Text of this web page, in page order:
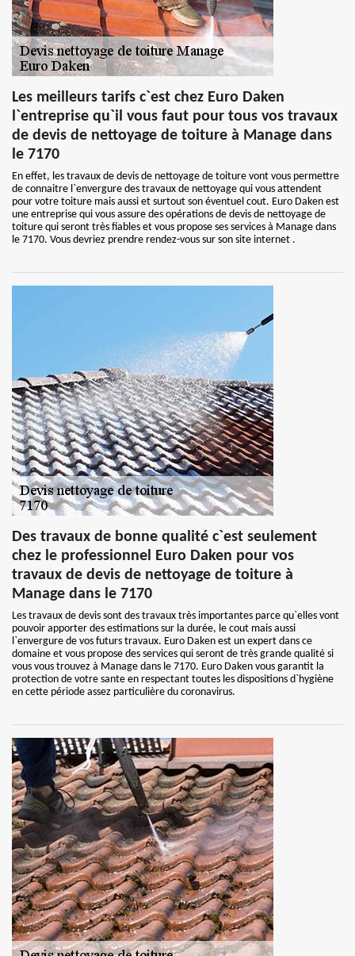
Les meilleurs tarifs c`est chez Euro Daken
l`entreprise qu`il vous faut pour tous vos travaux
de devis de nettoyage de toiture à Manage dans
le 7170
En effet, les travaux de devis de nettoyage de toiture vont vous permettre
de connaitre l`envergure des travaux de nettoyage qui vous attendent
pour votre toiture mais aussi et surtout son éventuel cout. Euro Daken est
une entreprise qui vous assure des opérations de devis de nettoyage de
toiture qui seront très fiables et vous propose ses services à Manage dans
le 7170. Vous devriez prendre rendez-vous sur son site internet .
Des travaux de bonne qualité c`est seulement
chez le professionnel Euro Daken pour vos
travaux de devis de nettoyage de toiture à
Manage dans le 7170
Les travaux de devis sont des travaux très importantes parce qu`elles vont
pouvoir apporter des estimations sur la durée, le cout mais aussi
l`envergure de vos futurs travaux. Euro Daken est un expert dans ce
domaine et vous propose des services qui seront de très grande qualité si
vous vous trouvez à Manage dans le 7170. Euro Daken vous garantit la
protection de votre sante en respectant toutes les dispositions d`hygiène
en cette période assez particulière du coronavirus.